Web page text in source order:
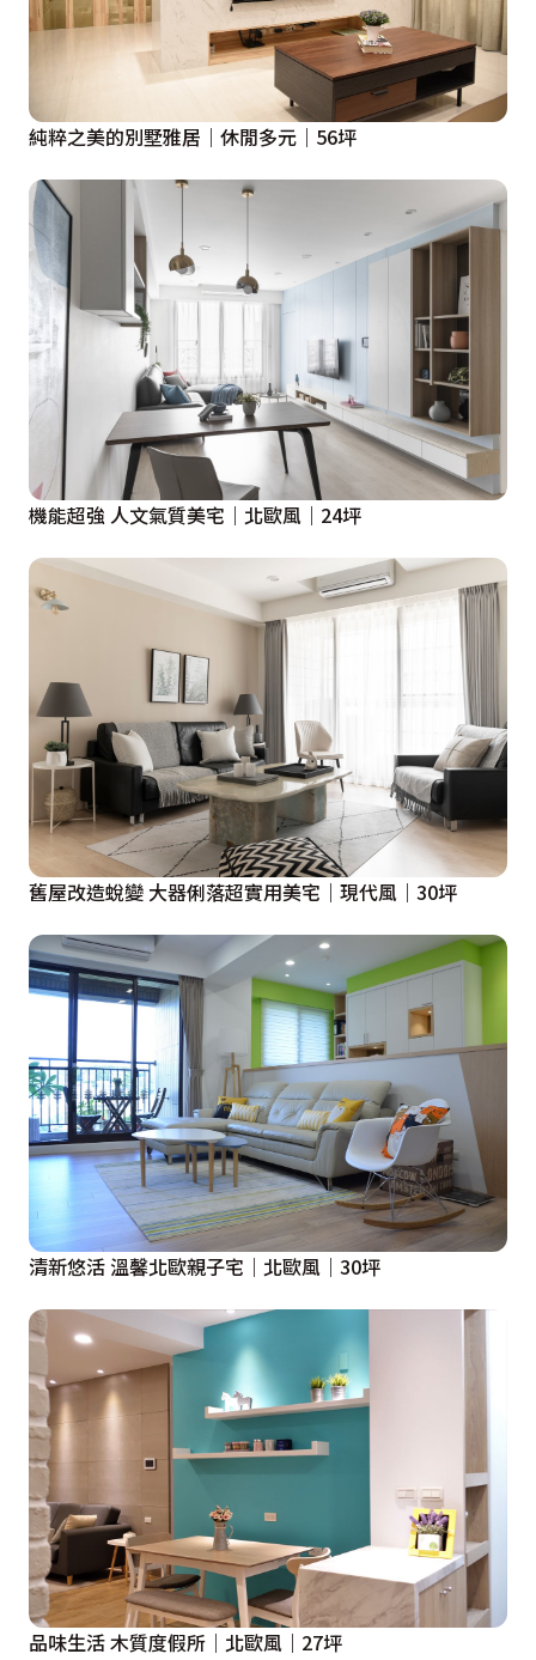
純粹之美的別墅雅居｜休閒多元｜56坪
機能超強 人文氣質美宅｜北歐風｜24坪
舊屋改造蛻變 大器俐落超實用美宅｜現代風｜30坪
清新悠活 溫馨北歐親子宅｜北歐風｜30坪
品味生活 木質度假所｜北歐風｜27坪